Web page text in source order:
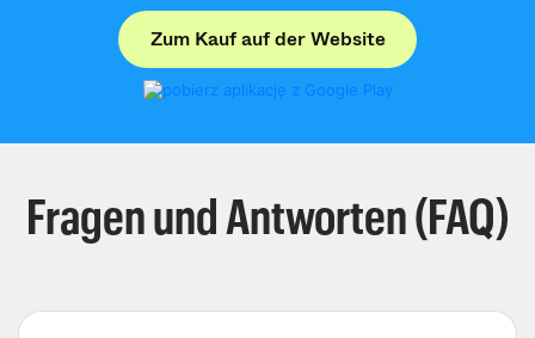
Zum Kauf auf der Website
Fragen und Antworten (FAQ)